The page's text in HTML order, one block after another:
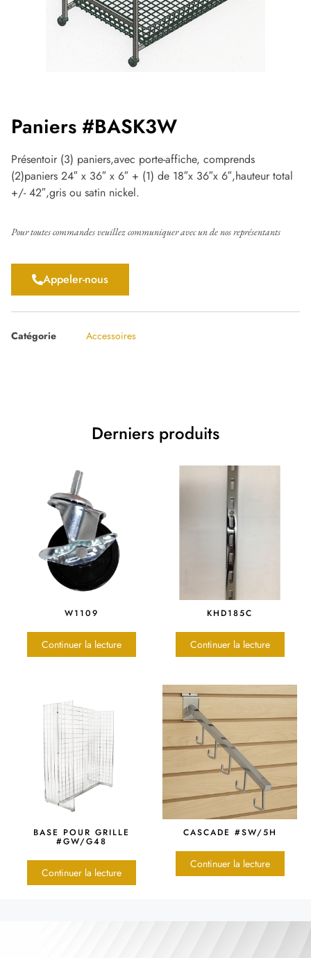
Paniers #BASK3W
Présentoir (3) paniers,avec porte-affiche, comprends
(2)paniers 24″ x 36″ x 6″ + (1) de 18″x 36″x 6″,hauteur total
+/- 42″,gris ou satin nickel.
Pour toutes commandes veuillez communiquer avec un de nos représentants
Appeler-nous
Catégorie Accessoires
Derniers produits
W1109
Continuer la lecture
KHD185C
Continuer la lecture
BASE POUR GRILLE
#GW/G48
Continuer la lecture
CASCADE #SW/5H
Continuer la lecture